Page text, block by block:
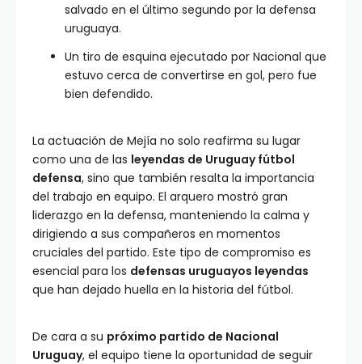
salvado en el último segundo por la defensa
uruguaya.
Un tiro de esquina ejecutado por Nacional que
estuvo cerca de convertirse en gol, pero fue
bien defendido.
La actuación de Mejía no solo reafirma su lugar
como una de las leyendas de Uruguay fútbol
defensa, sino que también resalta la importancia
del trabajo en equipo. El arquero mostró gran
liderazgo en la defensa, manteniendo la calma y
dirigiendo a sus compañeros en momentos
cruciales del partido. Este tipo de compromiso es
esencial para los defensas uruguayos leyendas
que han dejado huella en la historia del fútbol.
De cara a su próximo partido de Nacional
Uruguay, el equipo tiene la oportunidad de seguir